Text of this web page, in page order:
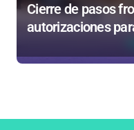
Cierre de pasos
autorizaciones